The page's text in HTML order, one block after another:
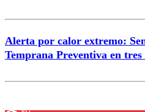
Alerta por calor extremo:
Temprana Preventiva en tres